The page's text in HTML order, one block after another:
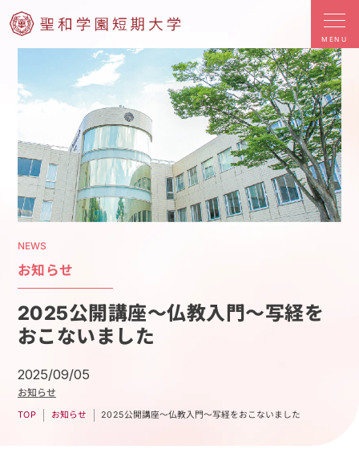
MENU
NEWS
お知らせ
2025公開講座～仏教入門～写経を
おこないました
2025/09/05
お知らせ
TOP お知らせ 2025公開講座～仏教入門～写経をおこないました